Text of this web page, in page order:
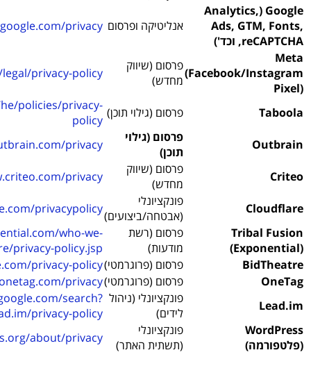
Google (Analytics,
Ads, GTM, Fonts,
reCAPTCHA, וכד')
אנליטיקה ופרסום privacy
Meta
(Facebook/Instagram
Pixel)
פרסום (שיווק
מחדש)
privacy-policy/
Taboola פרסום (גילוי תוכן) policies/privacy-
policy
Outbrain
פרסום (גילוי
תוכן)
privacy/
Criteo
פרסום (שיווק
מחדש)
privacy/
Cloudflare
פונקציונלי
(אבטחה/ביצועים)privacypolicy/
Tribal Fusion
(Exponential)
פרסום (רשת
מודעות)
who-we-
privacy-policy.jsp
BidTheatre
פרסום (פרוגרמטי)privacy-policy
OneTag
פרסום (פרוגרמטי)privacy/
Lead.im
פונקציונלי (ניהול
לידים)
search?
privacy-policy
WordPress
(פלטפורמה)
פונקציונלי
(תשתית האתר)
about/privacy/